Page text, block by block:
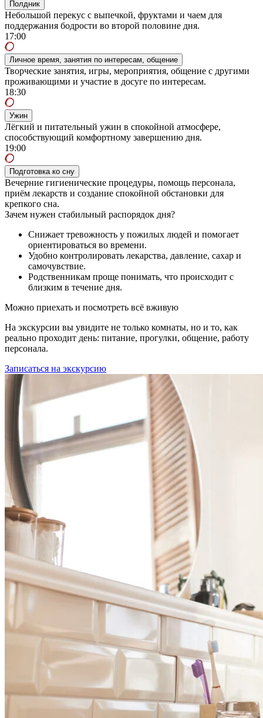
Полдник
Небольшой перекус с выпечкой, фруктами и чаем для
поддержания бодрости во второй половине дня.
17:00
Личное время, занятия по интересам, общение
Творческие занятия, игры, мероприятия, общение с другими
проживающими и участие в досуге по интересам.
18:30
Ужин
Лёгкий и питательный ужин в спокойной атмосфере,
способствующий комфортному завершению дня.
19:00
Подготовка ко сну
Вечерние гигиенические процедуры, помощь персонала,
приём лекарств и создание спокойной обстановки для
крепкого сна.
Зачем нужен стабильный распорядок дня?
Снижает тревожность у пожилых людей и помогает
ориентироваться во времени.
Удобно контролировать лекарства, давление, сахар и
самочувствие.
Родственникам проще понимать, что происходит с
близким в течение дня.
Можно приехать и посмотреть всё вживую
На экскурсии вы увидите не только комнаты, но и то, как
реально проходит день: питание, прогулки, общение, работу
персонала.
Записаться на экскурсию